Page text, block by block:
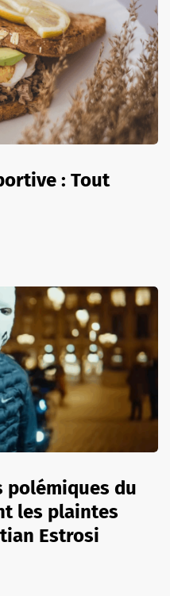
: Tout
polémiques du
les plaintes
Estrosi